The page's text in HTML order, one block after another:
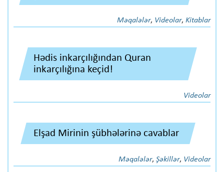
Məqalələr, Videolar, Kitablar
Hədis inkarçılığından Quran
inkarçılığına keçid!
Videolar
Elşad Mirinin şübhələrinə cavablar
Məqalələr, Şəkillər, Videolar